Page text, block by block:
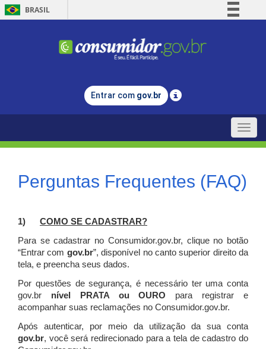
BRASIL
Comunica BR
Legislação
Entrar com gov.br
Toggle
Perguntas Frequentes (FAQ)
1) COMO SE CADASTRAR?
Para se cadastrar no Consumidor.gov.br, clique no botão
“Entrar com gov.br”, disponível no canto superior direito da
tela, e preencha seus dados.
Por questões de segurança, é necessário ter uma conta
gov.br nível PRATA ou OURO para registrar e
acompanhar suas reclamações no Consumidor.gov.br.
Após autenticar, por meio da utilização da sua conta
gov.br, você será redirecionado para a tela de cadastro do